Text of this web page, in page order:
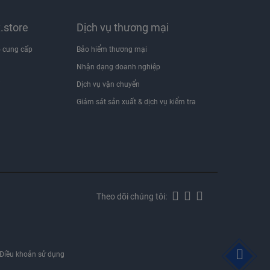
cung cấp
Dịch vụ thương mại
Bảo hiểm thương mại
Nhận dạng doanh nghiệp
Dịch vụ vận chuyển
Giám sát sản xuất & dịch vụ kiểm tra
Theo dõi chúng tôi:
Điều khoản sử dụng